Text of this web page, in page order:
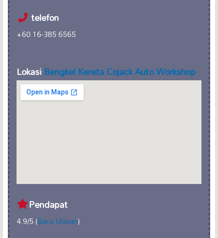
telefon
+60 16-385 6565
LokasiBengkel KeretaCojack Auto Workshop
Pendapat
4.9/5 (Baca Ulasan)